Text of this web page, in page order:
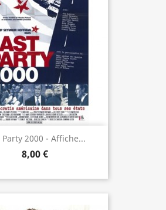
Party 2000 - Affiche...
8,00 €